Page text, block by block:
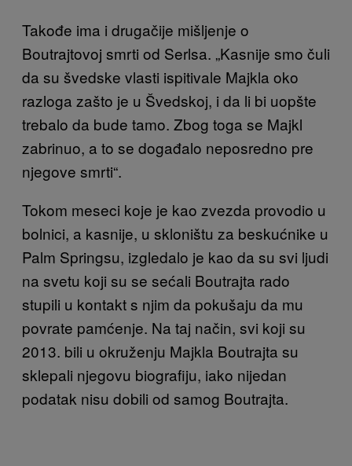
Takođe ima i drugačije mišljenje o
Boutrajtovoj smrti od Serlsa. „Kasnije smo čuli
da su švedske vlasti ispitivale Majkla oko
razloga zašto je u Švedskoj, i da li bi uopšte
trebalo da bude tamo. Zbog toga se Majkl
zabrinuo, a to se događalo neposredno pre
njegove smrti“.
Tokom meseci koje je kao zvezda provodio u
bolnici, a kasnije, u skloništu za beskućnike u
Palm Springsu, izgledalo je kao da su svi ljudi
na svetu koji su se sećali Boutrajta rado
stupili u kontakt s njim da pokušaju da mu
povrate pamćenje. Na taj način, svi koji su
2013. bili u okruženju Majkla Boutrajta su
sklepali njegovu biografiju, iako nijedan
podatak nisu dobili od samog Boutrajta.